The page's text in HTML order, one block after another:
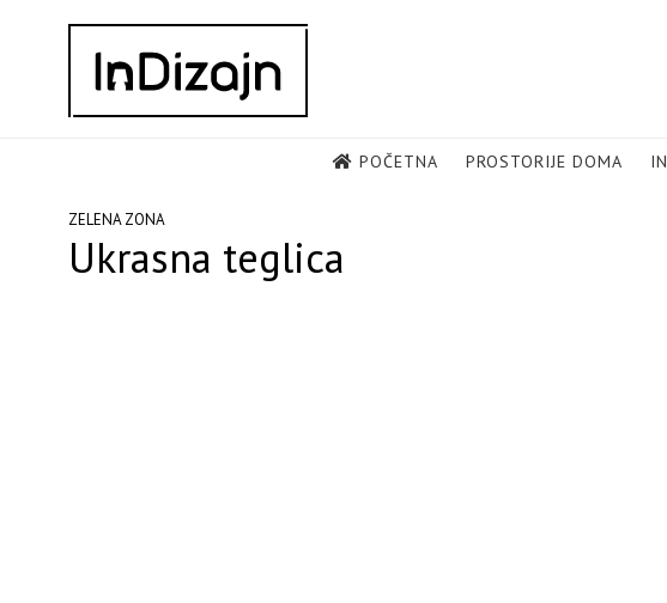
POČETNA PROSTORIJE DOMA
ZELENA ZONA
Ukrasna teglica